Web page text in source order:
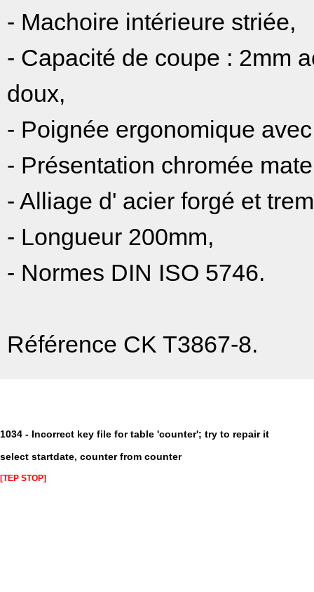
- Machoire intérieure striée,
- Capacité de coupe : 2mm
doux,
- Poignée ergonomique
- Présentation chromée
- Alliage d' acier forgé et
- Longueur 200mm,
- Normes DIN ISO 5746.
Référence CK T3867-8.
1034 - Incorrect key file for table 'counter'; try to repair it
select startdate, counter from counter
[TEP STOP]